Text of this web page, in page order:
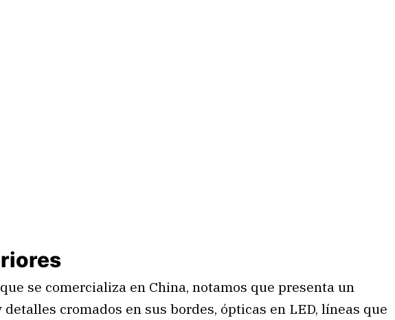
se comercializa en China, notamos que presenta un
cromados en sus bordes, ópticas en LED, líneas que